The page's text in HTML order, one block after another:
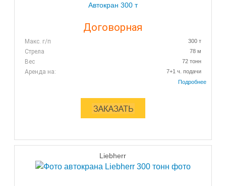
Автокран 300 т
Договорная
Макс. г/п 300 т
Стрела 78 м
Вес 72 тонн
Аренда на: 7+1 ч. подачи
Liebherr